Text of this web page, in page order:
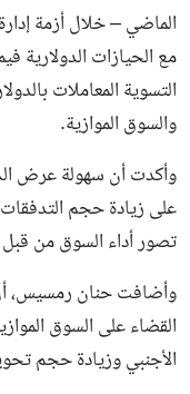
الماضي – خلال أزمة
مع الحيازات الدولارية
التسوية المعاملات
والسوق الموازية.
وأكدت أن سهولة عرض
على زيادة حجم
تصور أداء السوق من قبل
وأضافت حنان رمسيس،
القضاء على السوق
الأجنبي وزيادة حجم